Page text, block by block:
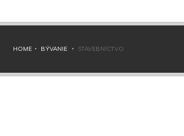
HOME BÝVANIE STAVEBNÍCTVO